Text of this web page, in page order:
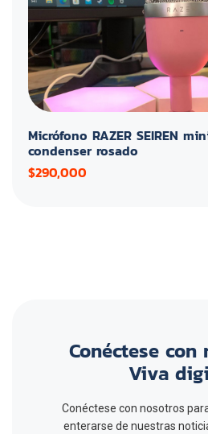
Micrófono RAZER SEIREN
condenser rosado
$290,000
Conéctese con
Viva
Conéctese con nosotros
enterarse de nuestras